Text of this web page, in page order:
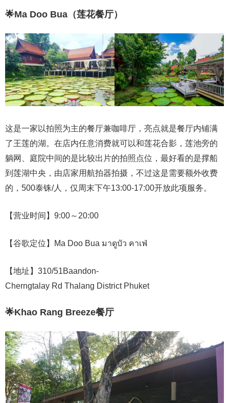
🌟Ma Doo Bua（莲花餐厅）
这是一家以拍照为主的餐厅兼咖啡厅，亮点就是餐厅内铺满
了王莲的湖。在店内任意消费就可以和莲花合影，莲池旁的
躺网、庭院中间的是比较出片的拍照点位，最好看的是撑船
到莲湖中央，由店家用航拍器拍摄，不过这是需要额外收费
的，500泰铢/人，仅周末下午13:00-17:00开放此项服务。
【营业时间】9:00～20:00
【谷歌定位】Ma Doo Bua มาดูบัว คาเฟ่
【地址】310/51Baandon-
Cherngtalay Rd Thalang District Phuket
🌟Khao Rang Breeze餐厅